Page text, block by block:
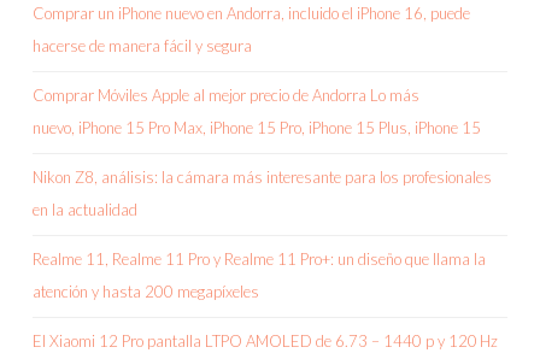
Comprar un iPhone nuevo en Andorra, incluido el iPhone 16, puede
hacerse de manera fácil y segura
Comprar Móviles Apple al mejor precio de Andorra Lo más
nuevo, iPhone 15 Pro Max, iPhone 15 Pro, iPhone 15 Plus, iPhone 15
Nikon Z8, análisis: la cámara más interesante para los profesionales
en la actualidad
Realme 11, Realme 11 Pro y Realme 11 Pro+: un diseño que llama la
atención y hasta 200 megapíxeles
El Xiaomi 12 Pro pantalla LTPO AMOLED de 6.73 – 1440 p y 120 Hz